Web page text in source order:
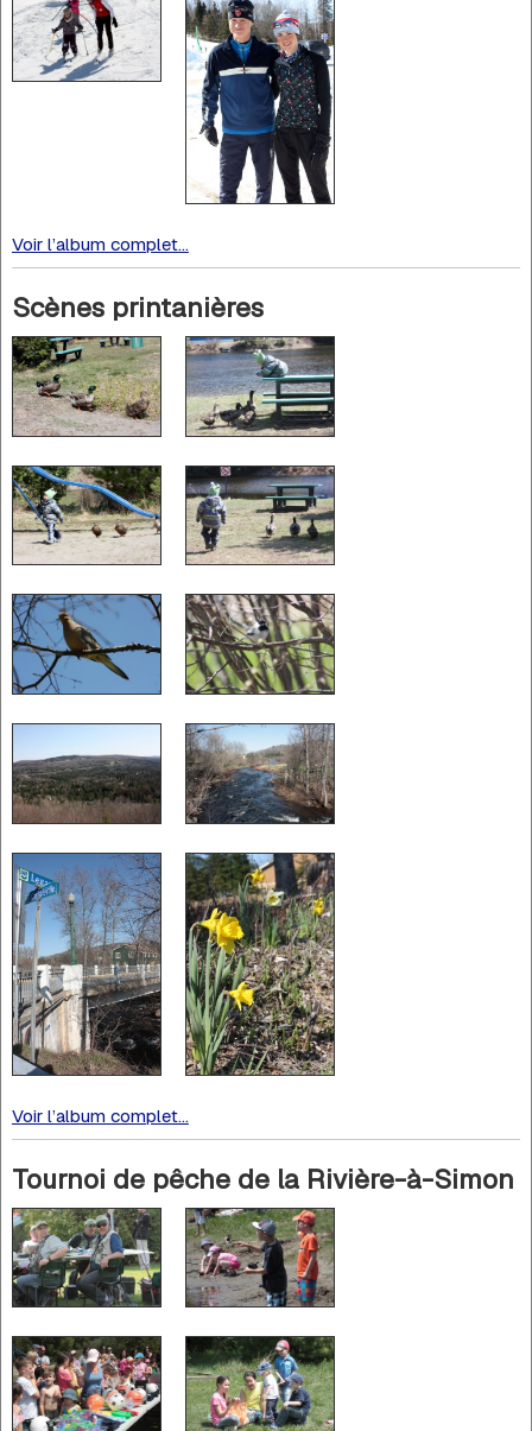
Voir l’album complet...
Scènes printanières
Voir l’album complet...
Tournoi de pêche de la Rivière-à-Simon